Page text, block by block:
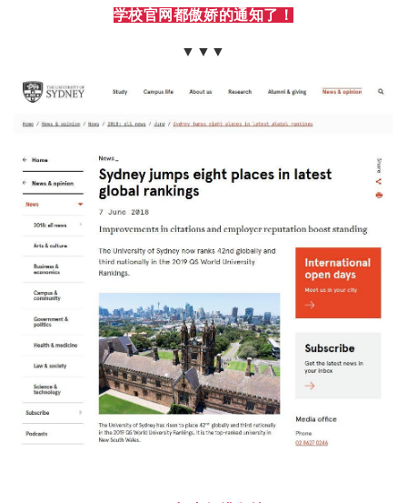
学校官网都傲娇的通知了！
▼▼▼